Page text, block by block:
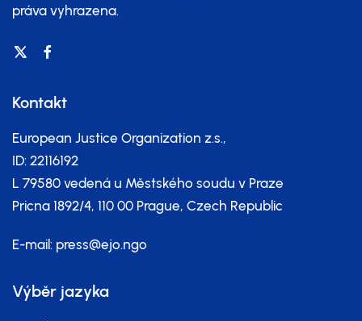
práva vyhrazena.
Kontakt
European Justice Organization z.s.,
ID: 22116192
L 79580 vedená u Městského soudu v Praze
Pricna 1892/4, 110 00 Prague, Czech Republic
E-mail: press@ejo.ngo
Výběr jazyka